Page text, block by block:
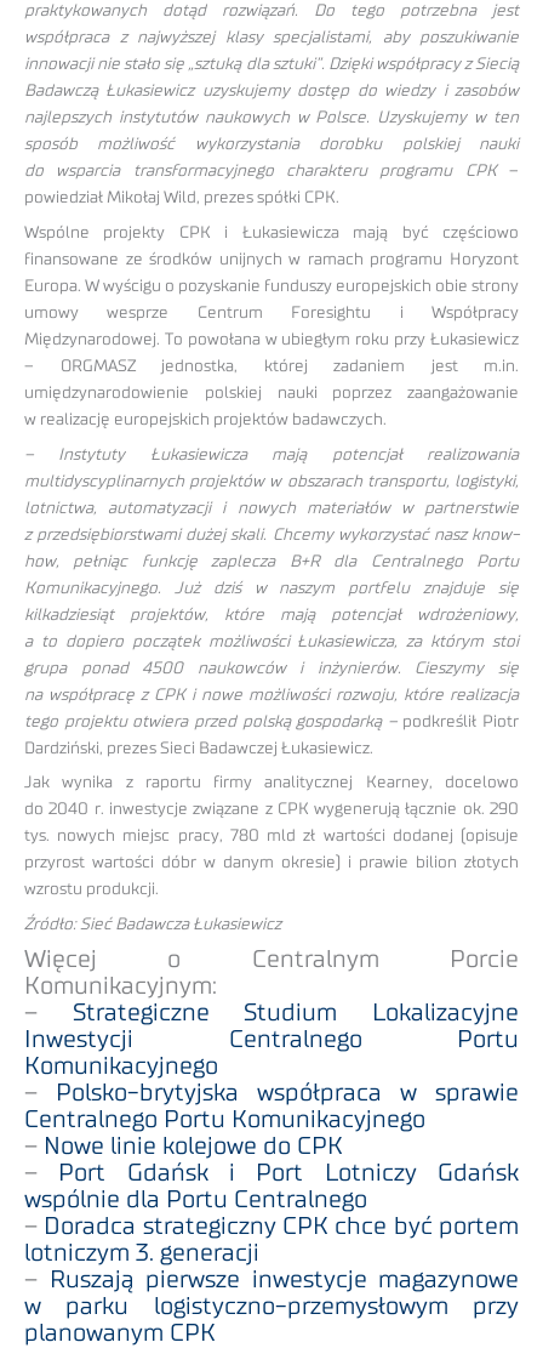
praktykowanych dotąd rozwiązań. Do tego potrzebna jest
współpraca z najwyższej klasy specjalistami, aby poszukiwanie
innowacji nie stało się „sztuką dla sztuki”. Dzięki współpracy z Siecią
Badawczą Łukasiewicz uzyskujemy dostęp do wiedzy i zasobów
najlepszych instytutów naukowych w Polsce. Uzyskujemy w ten
sposób możliwość wykorzystania dorobku polskiej nauki
do wsparcia transformacyjnego charakteru programu CPK–
powiedział Mikołaj Wild, prezes spółki CPK.
Wspólne projekty CPK i Łukasiewicza mają być częściowo
finansowane ze środków unijnych w ramach programu Horyzont
Europa. W wyścigu o pozyskanie funduszy europejskich obie strony
umowy wesprze Centrum Foresightu i Współpracy
Międzynarodowej. To powołana w ubiegłym roku przy Łukasiewicz
– ORGMASZ jednostka, której zadaniem jest m.in.
umiędzynarodowienie polskiej nauki poprzez zaangażowanie
w realizację europejskich projektów badawczych.
– Instytuty Łukasiewicza mają potencjał realizowania
multidyscyplinarnych projektów w obszarach transportu, logistyki,
lotnictwa, automatyzacji i nowych materiałów w partnerstwie
z przedsiębiorstwami dużej skali. Chcemy wykorzystać nasz know-
how, pełniąc funkcję zaplecza B+R dla Centralnego Portu
Komunikacyjnego. Już dziś w naszym portfelu znajduje się
kilkadziesiąt projektów, które mają potencjał wdrożeniowy,
a to dopiero początek możliwości Łukasiewicza, za którym stoi
grupa ponad 4500 naukowców i inżynierów. Cieszymy się
na współpracę z CPK i nowe możliwości rozwoju, które realizacja
tego projektu otwiera przed polską gospodarką –podkreślił Piotr
Dardziński, prezes Sieci Badawczej Łukasiewicz.
Jak wynika z raportu firmy analitycznej Kearney, docelowo
do 2040 r. inwestycje związane z CPK wygenerują łącznie ok. 290
tys. nowych miejsc pracy, 780 mld zł wartości dodanej (opisuje
przyrost wartości dóbr w danym okresie) i prawie bilion złotych
wzrostu produkcji.
Źródło: Sieć Badawcza Łukasiewicz
Więcej o Centralnym Porcie
Komunikacyjnym:
– Strategiczne Studium Lokalizacyjne
Inwestycji Centralnego Portu
Komunikacyjnego
–
Polsko-brytyjska współpraca w sprawie
Centralnego Portu Komunikacyjnego
– Nowe linie kolejowe do CPK
–
Port Gdańsk i Port Lotniczy Gdańsk
wspólnie dla Portu Centralnego
– Doradca strategiczny CPK chce być portem
lotniczym 3. generacji
–
Ruszają pierwsze inwestycje magazynowe
w parku logistyczno-przemysłowym przy
planowanym CPK